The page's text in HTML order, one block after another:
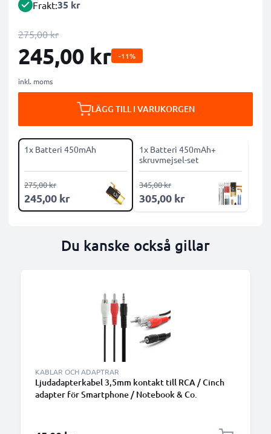
Frakt:35 kr
275,00 kr
245,00 kr -11%
inkl. moms
LÄGG TILL I VARUKORGEN
1x Batteri 450mAh
245,00 kr
275,00 kr
1x Batteri 450mAh+
skruvmejsel-set
305,00 kr
345,00 kr
Du kanske också gillar
KABLAR OCH ADAPTRAR
Ljudadapterkabel 3,5mm kontakt till RCA / Cinch
adapter för Smartphone / Notebook & Co.